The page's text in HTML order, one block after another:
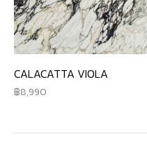
CALACATTA VIOLA
8,990